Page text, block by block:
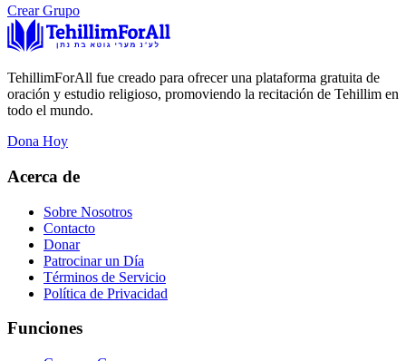
Crear Grupo
TehillimForAll fue creado para ofrecer una plataforma gratuita de
oración y estudio religioso, promoviendo la recitación de Tehillim en
todo el mundo.
Dona Hoy
Acerca de
Sobre Nosotros
Contacto
Donar
Patrocinar un Día
Términos de Servicio
Política de Privacidad
Funciones